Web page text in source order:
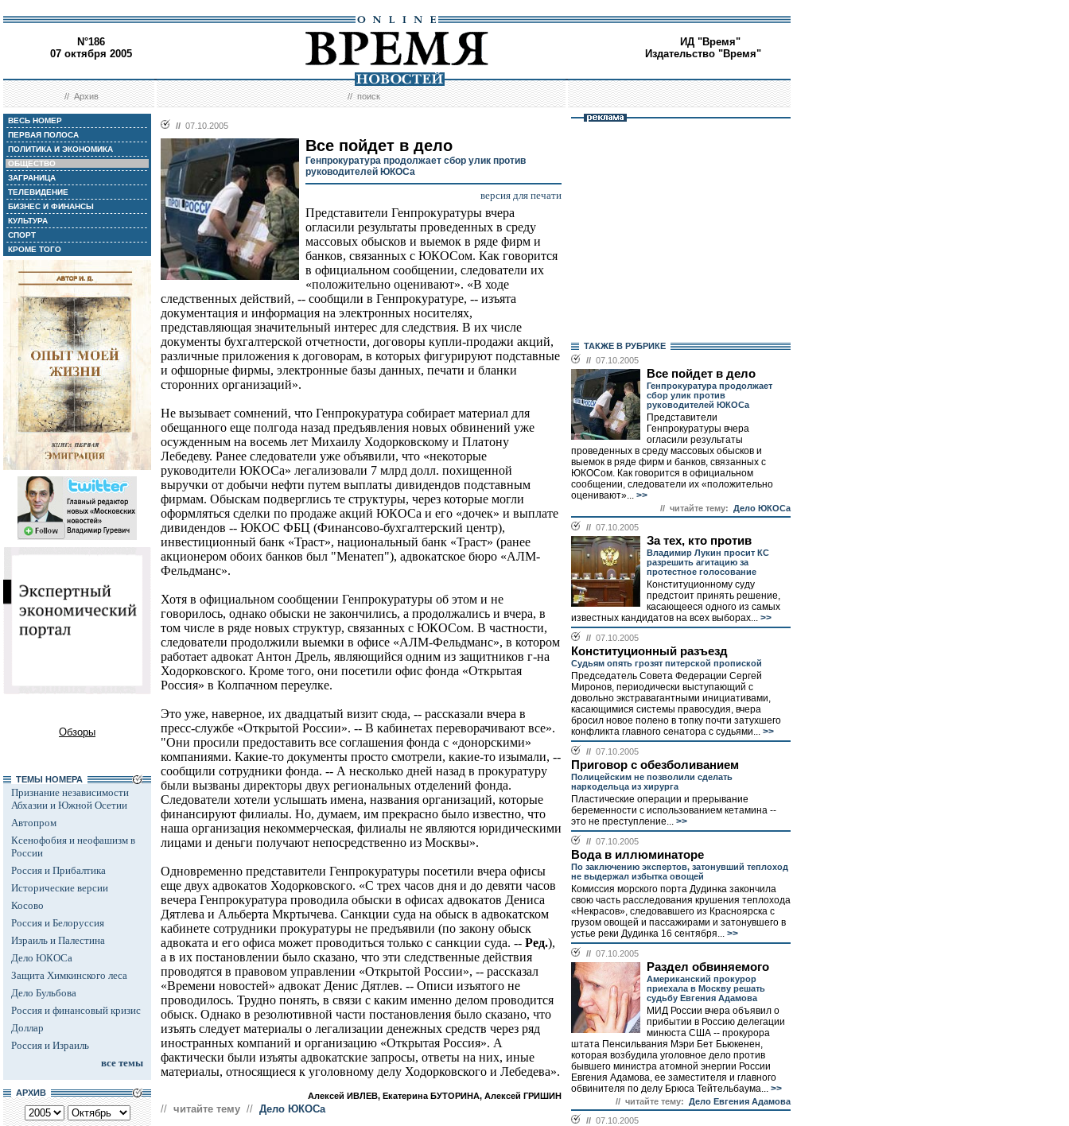
N°186
07 октября 2005
ИД "Время"
Издательство "Время"
//Архив //поиск
ВЕСЬ НОМЕР
ПЕРВАЯ ПОЛОСА
ПОЛИТИКА И ЭКОНОМИКА
ОБЩЕСТВО
ЗАГРАНИЦА
ТЕЛЕВИДЕНИЕ
БИЗНЕС И ФИНАНСЫ
КУЛЬТУРА
СПОРТ
КРОМЕ ТОГО
Обзоры
ТЕМЫ НОМЕРА
Признание независимости
Абхазии и Южной Осетии
Автопром
Ксенофобия и неофашизм в
России
Россия и Прибалтика
Исторические версии
Косово
Россия и Белоруссия
Израиль и Палестина
Дело ЮКОСа
Защита Химкинского леса
Дело Бульбова
Россия и финансовый кризис
Доллар
Россия и Израиль
все темы
АРХИВ
// 07.10.2005
Все пойдет в дело
Генпрокуратура продолжает сбор улик против
руководителей ЮКОСа
версия для печати
Представители Генпрокуратуры вчера
огласили результаты проведенных в среду
массовых обысков и выемок в ряде фирм и
банков, связанных с ЮКОСом. Как говорится
в официальном сообщении, следователи их
«положительно оценивают». «В ходе
следственных действий, -- сообщили в Генпрокуратуре, -- изъята
документация и информация на электронных носителях,
представляющая значительный интерес для следствия. В их числе
документы бухгалтерской отчетности, договоры купли-продажи акций,
различные приложения к договорам, в которых фигурируют подставные
и офшорные фирмы, электронные базы данных, печати и бланки
сторонних организаций».
Не вызывает сомнений, что Генпрокуратура собирает материал для
обещанного еще полгода назад предъявления новых обвинений уже
осужденным на восемь лет Михаилу Ходорковскому и Платону
Лебедеву. Ранее следователи уже объявили, что «некоторые
руководители ЮКОСа» легализовали 7 млрд долл. похищенной
выручки от добычи нефти путем выплаты дивидендов подставным
фирмам. Обыскам подверглись те структуры, через которые могли
оформляться сделки по продаже акций ЮКОСа и его «дочек» и выплате
дивидендов -- ЮКОС ФБЦ (Финансово-бухгалтерский центр),
инвестиционный банк «Траст», национальный банк «Траст» (ранее
акционером обоих банков был "Менатеп"), адвокатское бюро «АЛМ-
Фельдманс».
Хотя в официальном сообщении Генпрокуратуры об этом и не
говорилось, однако обыски не закончились, а продолжались и вчера, в
том числе в ряде новых структур, связанных с ЮКОСом. В частности,
следователи продолжили выемки в офисе «АЛМ-Фельдманс», в котором
работает адвокат Антон Дрель, являющийся одним из защитников г-на
Ходорковского. Кроме того, они посетили офис фонда «Открытая
Россия» в Колпачном переулке.
Это уже, наверное, их двадцатый визит сюда, -- рассказали вчера в
пресс-службе «Открытой России». -- В кабинетах переворачивают все».
"Они просили предоставить все соглашения фонда с «донорскими»
компаниями. Какие-то документы просто смотрели, какие-то изымали, --
сообщили сотрудники фонда. -- А несколько дней назад в прокуратуру
были вызваны директоры двух региональных отделений фонда.
Следователи хотели услышать имена, названия организаций, которые
финансируют филиалы. Но, думаем, им прекрасно было известно, что
наша организация некоммерческая, филиалы не являются юридическими
лицами и деньги получают непосредственно из Москвы».
Одновременно представители Генпрокуратуры посетили вчера офисы
еще двух адвокатов Ходорковского. «С трех часов дня и до девяти часов
вечера Генпрокуратура проводила обыски в офисах адвокатов Дениса
Дятлева и Альберта Мкртычева. Санкции суда на обыск в адвокатском
кабинете сотрудники прокуратуры не предъявили (по закону обыск
адвоката и его офиса может проводиться только с санкции суда. -- Ред.),
а в их постановлении было сказано, что эти следственные действия
проводятся в правовом управлении «Открытой России», -- рассказал
«Времени новостей» адвокат Денис Дятлев. -- Описи изъятого не
проводилось. Трудно понять, в связи с каким именно делом проводится
обыск. Однако в резолютивной части постановления было сказано, что
изъять следует материалы о легализации денежных средств через ряд
иностранных компаний и организацию «Открытая Россия». А
фактически были изъяты адвокатские запросы, ответы на них, иные
материалы, относящиеся к уголовному делу Ходорковского и Лебедева».
Алексей ИВЛЕВ, Екатерина БУТОРИНА, Алексей ГРИШИН
// читайте тему // Дело ЮКОСа
ТАКЖЕ В РУБРИКЕ
// 07.10.2005
Все пойдет в дело
Генпрокуратура продолжает
сбор улик против
руководителей ЮКОСа
Представители
Генпрокуратуры вчера
огласили результаты
проведенных в среду массовых обысков и
выемок в ряде фирм и банков, связанных с
ЮКОСом. Как говорится в официальном
сообщении, следователи их «положительно
оценивают»... >>
// читайте тему: Дело ЮКОСа
// 07.10.2005
За тех, кто против
Владимир Лукин просит КС
разрешить агитацию за
протестное голосование
Конституционному суду
предстоит принять решение,
касающееся одного из самых
известных кандидатов на всех выборах... >>
// 07.10.2005
Конституционный разъезд
Судьям опять грозят питерской пропиской
Председатель Совета Федерации Сергей
Миронов, периодически выступающий с
довольно экстравагантными инициативами,
касающимися системы правосудия, вчера
бросил новое полено в топку почти затухшего
конфликта главного сенатора с судьями... >>
// 07.10.2005
Приговор с обезболиванием
Полицейским не позволили сделать
наркодельца из хирурга
Пластические операции и прерывание
беременности с использованием кетамина --
это не преступление... >>
// 07.10.2005
Вода в иллюминаторе
По заключению экспертов, затонувший теплоход
не выдержал избытка овощей
Комиссия морского порта Дудинка закончила
свою часть расследования крушения теплохода
«Некрасов», следовавшего из Красноярска с
грузом овощей и пассажирами и затонувшего в
устье реки Дудинка 16 сентября... >>
// 07.10.2005
Раздел обвиняемого
Американский прокурор
приехала в Москву решать
судьбу Евгения Адамова
МИД России вчера объявил о
прибытии в Россию делегации
минюста США -- прокурора
штата Пенсильвания Мэри Бет Бьюкенен,
которая возбудила уголовное дело против
бывшего министра атомной энергии России
Евгения Адамова, ее заместителя и главного
обвинителя по делу Брюса Тейтельбаума... >>
// читайте тему: Дело Евгения Адамова
// 07.10.2005